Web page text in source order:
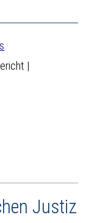
|
Justiz